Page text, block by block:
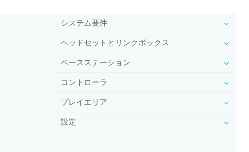
システム要件
ヘッドセットとリンクボックス
ベースステーション
コントローラ
プレイエリア
設定